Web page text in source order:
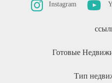
Instagram
Готовые
Тип